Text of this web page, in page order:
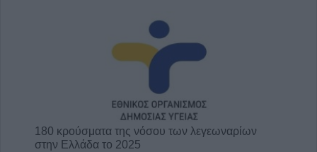
180 κρούσματα της νόσου των λεγεωναρίων
στην Ελλάδα το 2025